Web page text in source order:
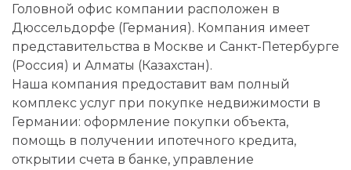
Головной офис компании расположен в
Дюссельдорфе (Германия). Компания имеет
представительства в Москве и Санкт-Петербурге
(Россия) и Алматы (Казахстан).
Наша компания предоставит вам полный
комплекс услуг при покупке недвижимости в
Германии: оформление покупки объекта,
помощь в получении ипотечного кредита,
открытии счета в банке, управление